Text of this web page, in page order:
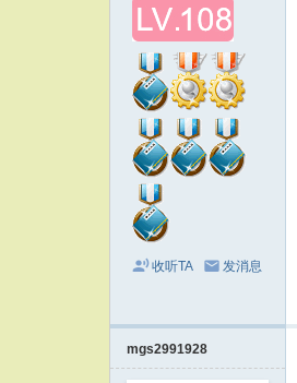
收听TA 发消息
mgs2991928